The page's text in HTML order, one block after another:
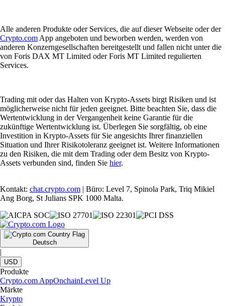
Alle anderen Produkte oder Services, die auf dieser Webseite oder der
Crypto.com App angeboten und beworben werden, werden von
anderen Konzerngesellschaften bereitgestellt und fallen nicht unter die
von Foris DAX MT Limited oder Foris MT Limited regulierten
Services.
Trading mit oder das Halten von Krypto-Assets birgt Risiken und ist
möglicherweise nicht für jeden geeignet. Bitte beachten Sie, dass die
Wertentwicklung in der Vergangenheit keine Garantie für die
zukünftige Wertentwicklung ist. Überlegen Sie sorgfältig, ob eine
Investition in Krypto-Assets für Sie angesichts Ihrer finanziellen
Situation und Ihrer Risikotoleranz geeignet ist. Weitere Informationen
zu den Risiken, die mit dem Trading oder dem Besitz von Krypto-
Assets verbunden sind, finden Sie hier.
Kontakt: chat.crypto.com | Büro: Level 7, Spinola Park, Triq Mikiel
Ang Borg, St Julians SPK 1000 Malta.
Deutsch
|
USD
Produkte
Crypto.com AppOnchainLevel Up
Märkte
Krypto